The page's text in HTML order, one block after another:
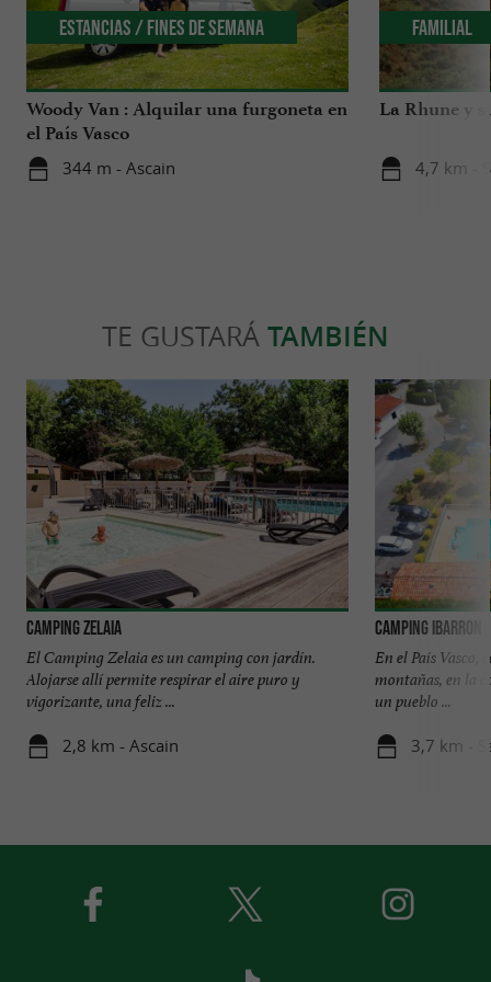
Woody Van : Alquilar una furgoneta en
el País Vasco
344 m - Ascain
Estancias / Fines de Semana
La Rhune y
4,7 km -
Familial
TE GUSTARÁ TAMBIÉN
Camping Zelaia
El Camping Zelaia es un camping con jardín.
Alojarse allí permite respirar el aire puro y
vigorizante, una feliz ...
2,8 km - Ascain
Camping Ibarron
En el País Vasco,
montañas, en la
un pueblo ...
3,7 km -